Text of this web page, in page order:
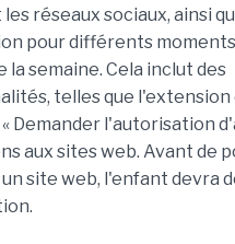
réseaux sociaux, ainsi
pour différents
la semaine. Cela inclut des
telles que l'extension
Demander l'autorisation
aux sites web. Avant de
site web, l'enfant devra